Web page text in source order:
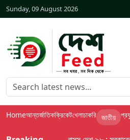
Sunday, 09 August 2026
Homeআন্তর্জাতিকক্রিকেটখেলাচাকরি জাতীয়